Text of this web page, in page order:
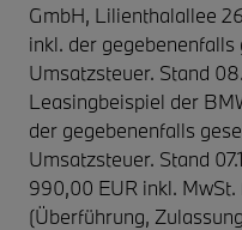
GmbH, Lilienthalallee
inkl. der
Umsatzsteuer. Stand
Leasingbeispiel der
der gegebenenfalls
Umsatzsteuer. Stand
990,00 EUR inkl.
(Überführung,